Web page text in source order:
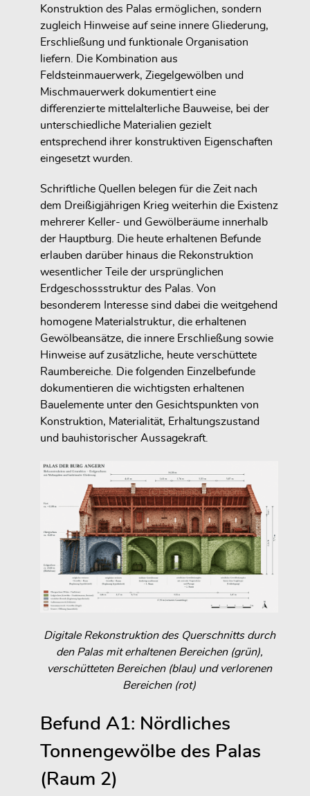
Konstruktion des Palas ermöglichen, sondern
zugleich Hinweise auf seine innere Gliederung,
Erschließung und funktionale Organisation
liefern. Die Kombination aus
Feldsteinmauerwerk, Ziegelgewölben und
Mischmauerwerk dokumentiert eine
differenzierte mittelalterliche Bauweise, bei der
unterschiedliche Materialien gezielt
entsprechend ihrer konstruktiven Eigenschaften
eingesetzt wurden.
Schriftliche Quellen belegen für die Zeit nach
dem Dreißigjährigen Krieg weiterhin die Existenz
mehrerer Keller- und Gewölberäume innerhalb
der Hauptburg. Die heute erhaltenen Befunde
erlauben darüber hinaus die Rekonstruktion
wesentlicher Teile der ursprünglichen
Erdgeschossstruktur des Palas. Von
besonderem Interesse sind dabei die weitgehend
homogene Materialstruktur, die erhaltenen
Gewölbeansätze, die innere Erschließung sowie
Hinweise auf zusätzliche, heute verschüttete
Raumbereiche. Die folgenden Einzelbefunde
dokumentieren die wichtigsten erhaltenen
Bauelemente unter den Gesichtspunkten von
Konstruktion, Materialität, Erhaltungszustand
und bauhistorischer Aussagekraft.
Digitale Rekonstruktion des Querschnitts durch
den Palas mit erhaltenen Bereichen (grün),
verschütteten Bereichen (blau) und verlorenen
Bereichen (rot)
Befund A1: Nördliches
Tonnengewölbe des Palas
(Raum 2)